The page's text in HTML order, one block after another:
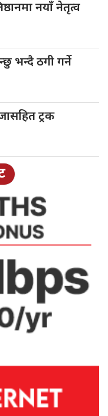
नयाँ नेतृत्व
भन्दै ठगी गर्ने
ट्रक